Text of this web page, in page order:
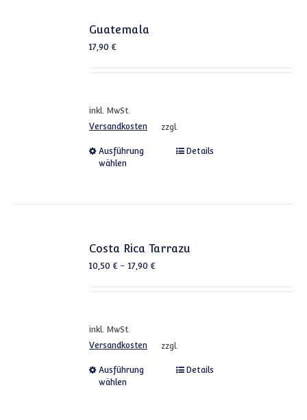
Guatemala
17,90€
inkl. MwSt.
zzgl.
Versandkosten
Ausführung
wählen
Dieses Produkt weist
Details
Costa Rica Tarrazu
10,50€–17,90€
inkl. MwSt.
zzgl.
Versandkosten
Ausführung
wählen
Dieses Produkt weist
Details